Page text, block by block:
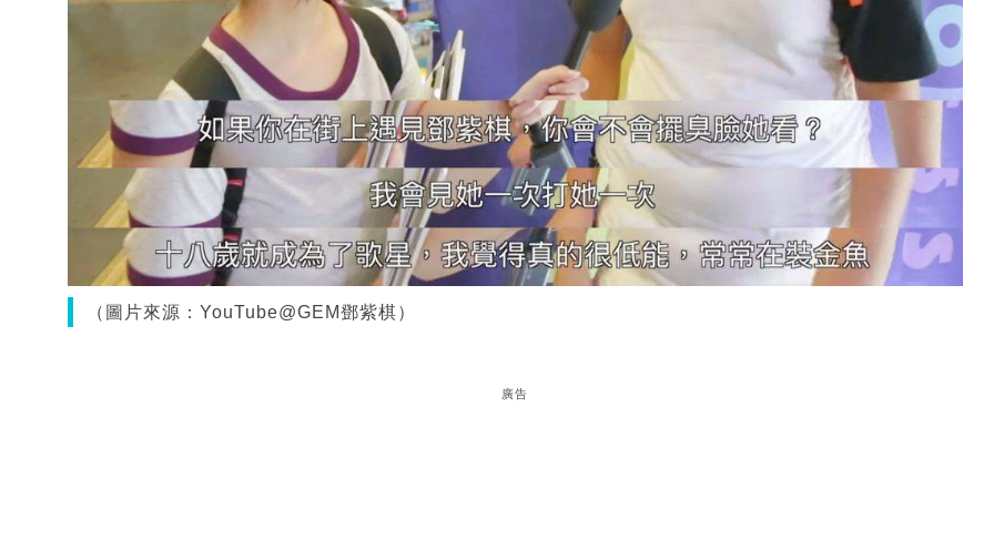
（圖片來源：YouTube@GEM鄧紫棋）
廣告